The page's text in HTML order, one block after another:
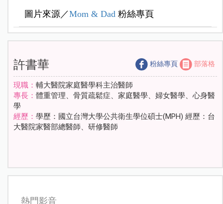
圖片來源／Mom & Dad 粉絲專頁
許書華 粉絲專頁 部落格
現職： 輔大醫院家庭醫學科主治醫師
專長： 體重管理、骨質疏鬆症、家庭醫學、婦女醫學、心身醫
學
經歷： 學歷：國立台灣大學公共衛生學位碩士(MPH) 經歷：台
大醫院家醫部總醫師、研修醫師
熱門影音